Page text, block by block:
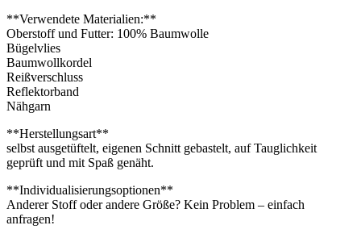
**Verwendete Materialien:**
Oberstoff und Futter: 100% Baumwolle
Bügelvlies
Baumwollkordel
Reißverschluss
Reflektorband
Nähgarn
**Herstellungsart**
selbst ausgetüftelt, eigenen Schnitt gebastelt, auf Tauglichkeit
geprüft und mit Spaß genäht.
**Individualisierungsoptionen**
Anderer Stoff oder andere Größe? Kein Problem – einfach
anfragen!